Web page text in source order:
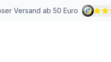
Versand ab 50 Euro